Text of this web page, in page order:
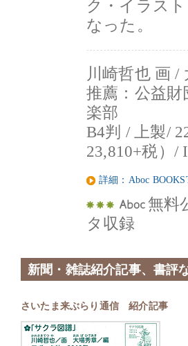
ク・イラス
なった。
川崎哲也 画 /
推薦：公益
楽部
B4判 / 上製/
23,810+税）/
詳細：Aboc
無料
タ収録
新聞・雑誌紹介記事、書評
さいたま来ぶらり通信 紹介記事